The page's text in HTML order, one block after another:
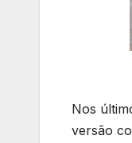
Nos
versão